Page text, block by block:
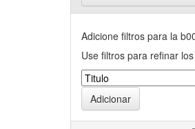
Adicione filtros para la
Use filtros para refinar